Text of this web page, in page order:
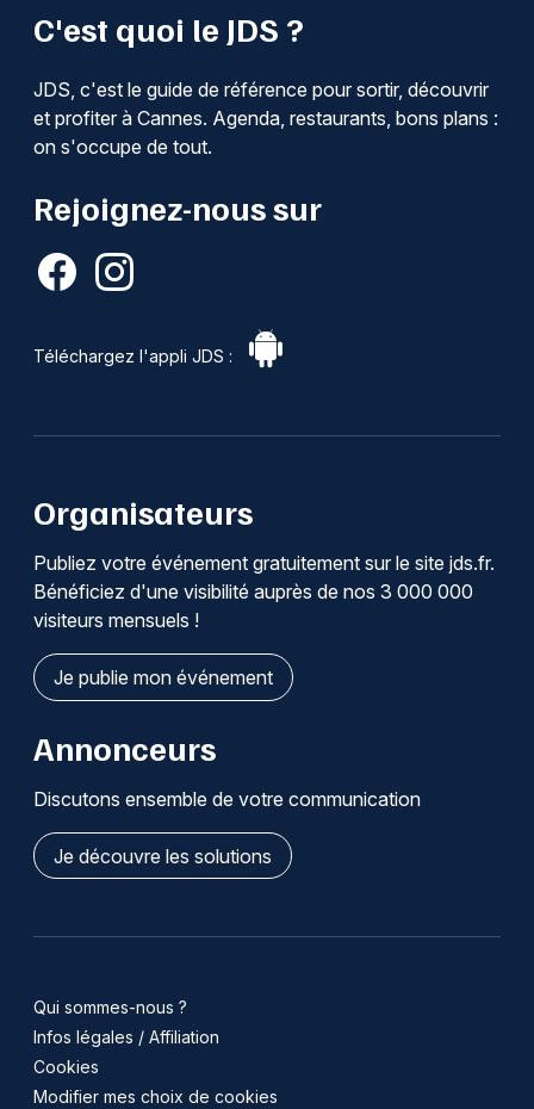
C'est quoi le JDS ?
JDS, c'est le guide de référence pour sortir, découvrir
et profiter à Cannes. Agenda, restaurants, bons plans :
on s'occupe de tout.
Rejoignez-nous sur
Téléchargez l'appli JDS :
Organisateurs
Publiez votre événement gratuitement sur le site jds.fr.
Bénéficiez d'une visibilité auprès de nos 3 000 000
visiteurs mensuels !
Je publie mon événement
Annonceurs
Discutons ensemble de votre communication
Je découvre les solutions
Qui sommes-nous ?
Infos légales / Affiliation
Cookies
Modifier mes choix de cookies